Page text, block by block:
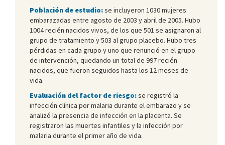
Población de estudio:se incluyeron 1030 mujeres
embarazadas entre agosto de 2003 y abril de 2005. Hubo
1004 recién nacidos vivos, de los que 501 se asignaron al
grupo de tratamiento y 503 al grupo placebo. Hubo tres
pérdidas en cada grupo y uno que renunció en el grupo
de intervención, quedando un total de 997 recién
nacidos, que fueron seguidos hasta los 12 meses de
vida.
Evaluación del factor de riesgo:se registró la
infección clínica por malaria durante el embarazo y se
analizó la presencia de infección en la placenta. Se
registraron las muertes infantiles y la infección por
malaria durante el primer año de vida.